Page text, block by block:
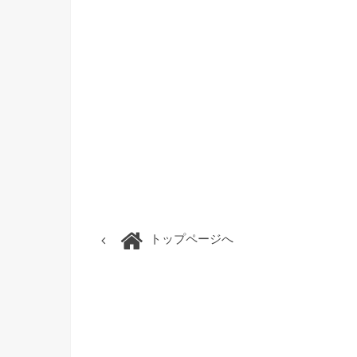
トップページへ